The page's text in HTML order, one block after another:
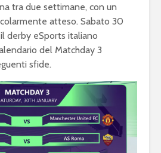
tra due settimane, con un
atteso. Sabato 30
derby eSports italiano
del Matchday 3
sfide.